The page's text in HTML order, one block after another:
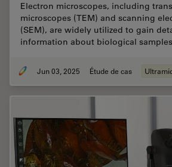
Electron microscopes, including
microscopes (TEM) and scanning
(SEM), are widely utilized to gain
information about biological
Jun 03, 2025 Étude de cas